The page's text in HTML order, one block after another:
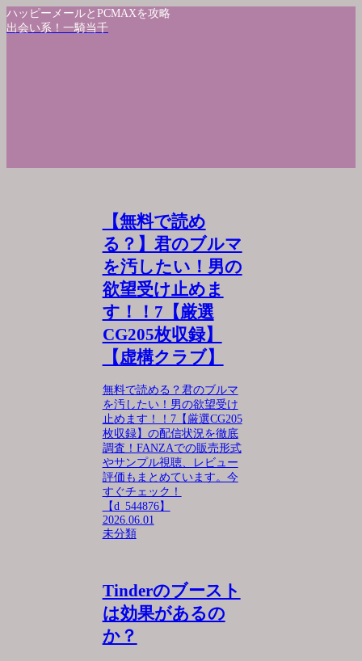
ハッピーメールとPCMAXを攻略
出会い系！一騎当千
【無料で読め
る？】君のブルマ
を汚したい！男の
欲望受け止めま
す！！7【厳選
CG205枚収録】
【虚構クラブ】
無料で読める？君のブルマ
を汚したい！男の欲望受け
止めます！！7【厳選CG205
枚収録】の配信状況を徹底
調査！FANZAでの販売形式
やサンプル視聴、レビュー
評価もまとめています。今
すぐチェック！
【d_544876】
2026.06.01
未分類
Tinderのブースト
は効果があるの
か？